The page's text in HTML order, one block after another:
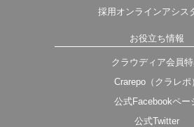
採用オンラインアシス
お役立ち情報
クラウディア会員
Crarepo（クラレポ）
公式Facebookペー
公式Twitter